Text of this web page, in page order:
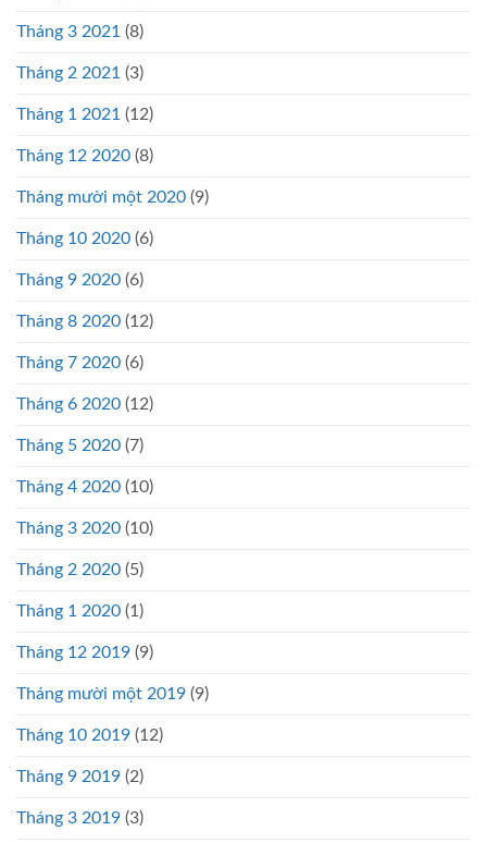
Tháng 3 2021 (8)
Tháng 2 2021 (3)
Tháng 1 2021 (12)
Tháng 12 2020 (8)
Tháng mười một 2020 (9)
Tháng 10 2020 (6)
Tháng 9 2020 (6)
Tháng 8 2020 (12)
Tháng 7 2020 (6)
Tháng 6 2020 (12)
Tháng 5 2020 (7)
Tháng 4 2020 (10)
Tháng 3 2020 (10)
Tháng 2 2020 (5)
Tháng 1 2020 (1)
Tháng 12 2019 (9)
Tháng mười một 2019 (9)
Tháng 10 2019 (12)
Tháng 9 2019 (2)
Tháng 3 2019 (3)